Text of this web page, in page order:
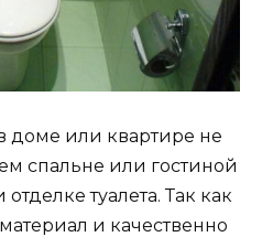
доме или квартире не
спальне или гостиной
туалета. Так как
и качественно